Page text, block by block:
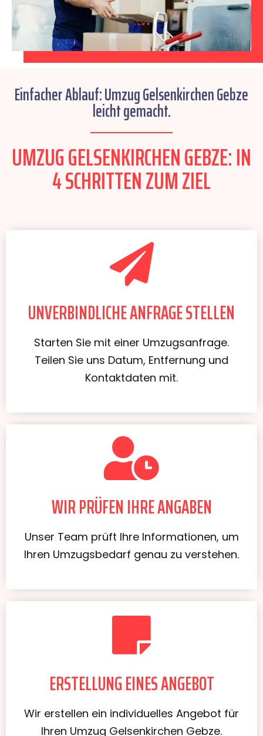
Einfacher Ablauf: Umzug Gelsenkirchen Gebze
leicht gemacht.
UMZUG GELSENKIRCHEN GEBZE: IN
4 SCHRITTEN ZUM ZIEL
UNVERBINDLICHE ANFRAGE STELLEN
Starten Sie mit einer Umzugsanfrage.
Teilen Sie uns Datum, Entfernung und
Kontaktdaten mit.
WIR PRÜFEN IHRE ANGABEN
Unser Team prüft Ihre Informationen, um
Ihren Umzugsbedarf genau zu verstehen.
ERSTELLUNG EINES ANGEBOT
Wir erstellen ein individuelles Angebot für
Ihren Umzug Gelsenkirchen Gebze.